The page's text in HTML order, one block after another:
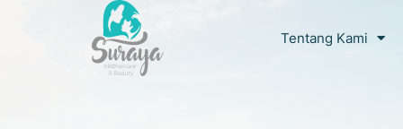
Tentang Kami